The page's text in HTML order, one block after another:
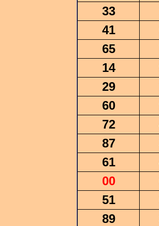
33
41
65
14
29
60
72
87
61
00
51
89